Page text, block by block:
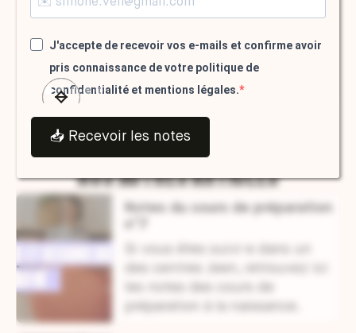
J'accepte de recevoir vos e-mails et confirme avoir
pris connaissance de votre politique de
confidentialité et mentions légales.
📥 Recevoir les notes
NOS AUTRES ARTICLES
Notes du cours de préparation